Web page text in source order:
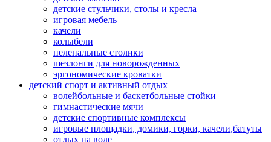
детские стульчики, столы и кресла
игровая мебель
качели
колыбели
пеленальные столики
шезлонги для новорожденных
эргономические кроватки
детский спорт и активный отдых
волейбольные и баскетбольные стойки
гимнастические мячи
детские спортивные комплексы
игровые площадки, домики, горки, качели,батуты
отдых на воде